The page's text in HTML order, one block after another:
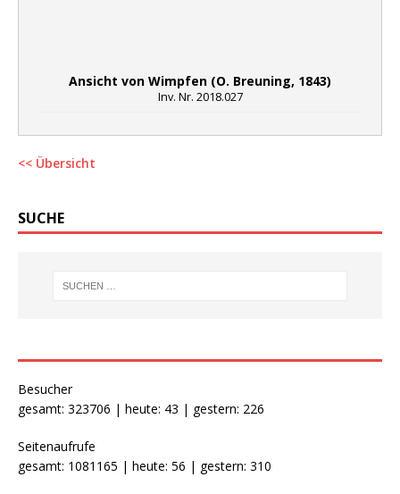
Ansicht von Wimpfen (O. Breuning, 1843)
Inv. Nr. 2018.027
<< Übersicht
SUCHE
Besucher
gesamt: 323706 | heute: 43 | gestern: 226
Seitenaufrufe
gesamt: 1081165 | heute: 56 | gestern: 310